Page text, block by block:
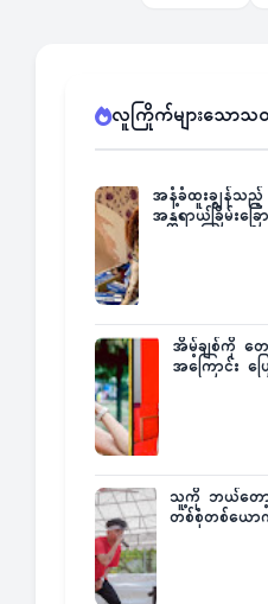
လူကြိုက်များသောသ
အနံ့ခံထူးချွန်သ
အန္တရာယ်ခြိမ်းခြ
အိမ့်ချစ်ကို တ
အကြောင်း ပ
သူ့ကို ဘယ်တော့
တစ်စုံတစ်ယော